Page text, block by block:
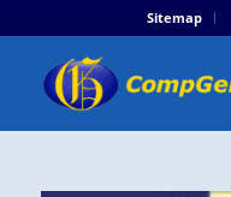
Sitemap